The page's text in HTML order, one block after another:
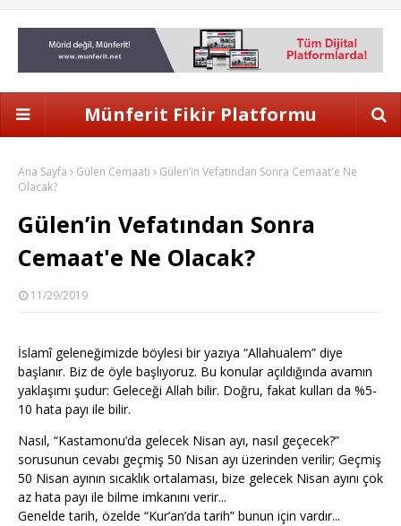
Münferit Fikir Platformu
Ana Sayfa Gülen Cemaati
Gülen’in Vefatından Sonra Cemaat'e Ne
Olacak?
Gülen’in Vefatından Sonra
Cemaat'e Ne Olacak?
11/29/2019
İslamî geleneğimizde böylesi bir yazıya “Allahualem” diye
başlanır. Biz de öyle başlıyoruz. Bu konular açıldığında avamın
yaklaşımı şudur: Geleceği Allah bilir. Doğru, fakat kulları da %5-
10 hata payı ile bilir.
Nasıl, “Kastamonu’da gelecek Nisan ayı, nasıl geçecek?”
sorusunun cevabı geçmiş 50 Nisan ayı üzerinden verilir; Geçmiş
50 Nisan ayının sıcaklık ortalaması, bize gelecek Nisan ayını çok
az hata payı ile bilme imkanını verir...
Genelde tarih, özelde “Kur’an’da tarih” bunun için vardır...